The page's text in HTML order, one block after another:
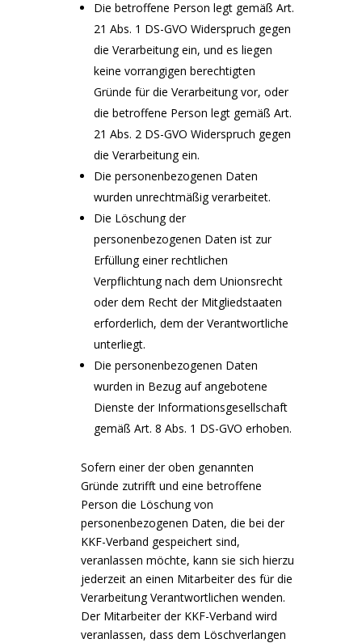
Die betroffene Person legt gemäß Art.
21 Abs. 1 DS-GVO Widerspruch gegen
die Verarbeitung ein, und es liegen
keine vorrangigen berechtigten
Gründe für die Verarbeitung vor, oder
die betroffene Person legt gemäß Art.
21 Abs. 2 DS-GVO Widerspruch gegen
die Verarbeitung ein.
Die personenbezogenen Daten
wurden unrechtmäßig verarbeitet.
Die Löschung der
personenbezogenen Daten ist zur
Erfüllung einer rechtlichen
Verpflichtung nach dem Unionsrecht
oder dem Recht der Mitgliedstaaten
erforderlich, dem der Verantwortliche
unterliegt.
Die personenbezogenen Daten
wurden in Bezug auf angebotene
Dienste der Informationsgesellschaft
gemäß Art. 8 Abs. 1 DS-GVO erhoben.
Sofern einer der oben genannten
Gründe zutrifft und eine betroffene
Person die Löschung von
personenbezogenen Daten, die bei der
KKF-Verband gespeichert sind,
veranlassen möchte, kann sie sich hierzu
jederzeit an einen Mitarbeiter des für die
Verarbeitung Verantwortlichen wenden.
Der Mitarbeiter der KKF-Verband wird
veranlassen, dass dem Löschverlangen